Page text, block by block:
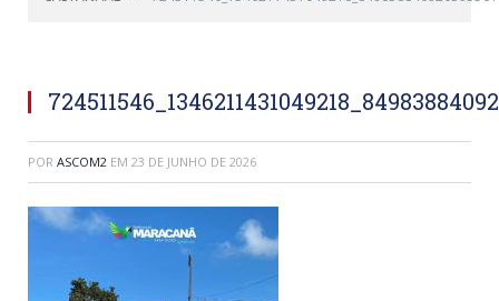
POR ASCOM2 EM 23 DE JUNHO DE 2026